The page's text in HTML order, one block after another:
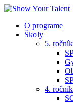
O programe
Školy
5. ročník
4. ročník